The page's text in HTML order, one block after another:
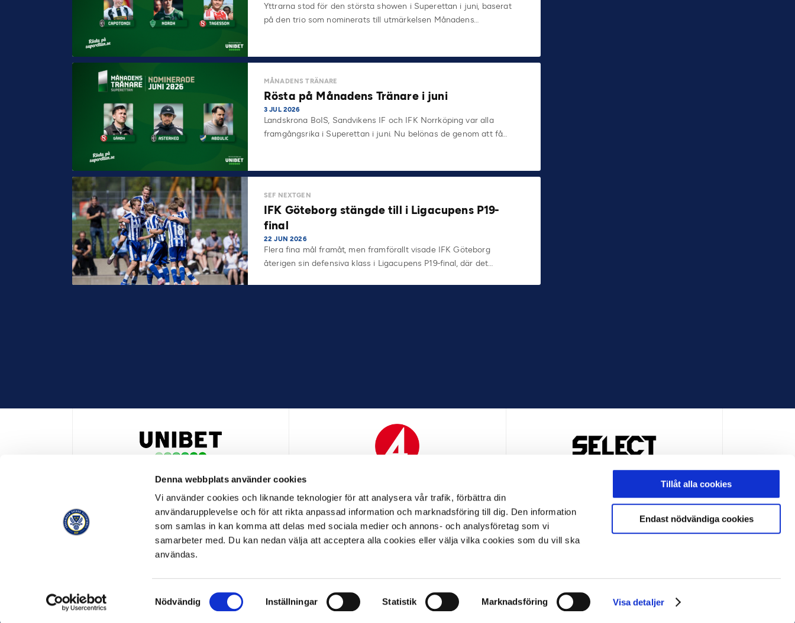
Denna webbplats använder cookies
Vi använder cookies och liknande teknologier för att analysera vår trafik, förbättra din
användarupplevelse och för att rikta anpassad information och marknadsföring till dig. Den information
som samlas in kan komma att delas med sociala medier och annons- och analysföretag som vi
samarbeter med. Du kan nedan välja att acceptera alla cookies eller välja vilka cookies som du vill ska
användas.
Samtyckesval
Nödvändig Inställningar Statistik Marknadsföring Visa detaljer
Tillåt alla cookies
Endast nödvändiga cookies
Yttrarna stod för den största showen i Superettan i juni, baserat
på den trio som nominerats till utmärkelsen Månadens…
MÅNADENS TRÄNARE
Rösta på Månadens Tränare i juni
3 JUL 2026
Landskrona BoIS, Sandvikens IF och IFK Norrköping var alla
framgångsrika i Superettan i juni. Nu belönas de genom att få…
SEF NEXTGEN
IFK Göteborg stängde till i Ligacupens P19-
final
22 JUN 2026
Flera fina mål framåt, men framförallt visade IFK Göteborg
återigen sin defensiva klass i Ligacupens P19-final, där det…
HUVUDPARTNER OCH PRESENTING PARTNER ALLSVENSKAN
OM SVENSK ELITFOTBOLL ALLMÄNNA VILLKOR INTEGRITETSPOLICY
© SVENSK ELITFOTBOLL 2026